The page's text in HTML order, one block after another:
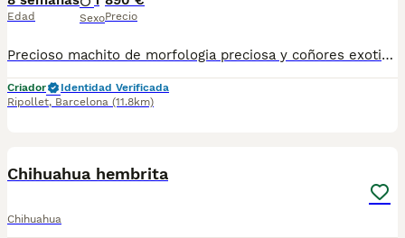
Edad SexoPrecio
Precioso machito de morfologia preciosa y coñores exoticos. Se entrega con toda su documentación al dia. Es el de la Foto. 630714585
Criador
Identidad Verificada
Ripollet, Barcelona (11.8km)
Chihuahua hembrita
Chihuahua